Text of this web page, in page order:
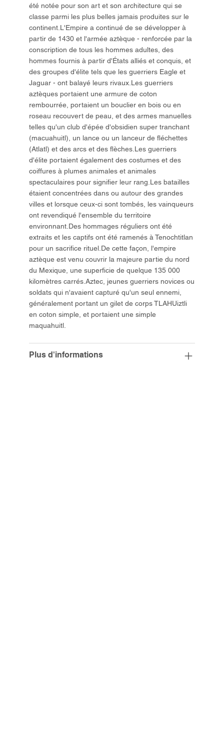
été notée pour son art et son architecture qui se
classe parmi les plus belles jamais produites sur le
continent.L'Empire a continué de se développer à
partir de 1430 et l'armée aztèque - renforcée par la
conscription de tous les hommes adultes, des
hommes fournis à partir d'États alliés et conquis, et
des groupes d'élite tels que les guerriers Eagle et
Jaguar - ont balayé leurs rivaux.Les guerriers
aztèques portaient une armure de coton
rembourrée, portaient un bouclier en bois ou en
roseau recouvert de peau, et des armes manuelles
telles qu'un club d'épée d'obsidien super tranchant
(macuahuitl), un lance ou un lanceur de fléchettes
(Atlatl) et des arcs et des flèches.Les guerriers
d'élite portaient également des costumes et des
coiffures à plumes animales et animales
spectaculaires pour signifier leur rang.Les batailles
étaient concentrées dans ou autour des grandes
villes et lorsque ceux-ci sont tombés, les vainqueurs
ont revendiqué l'ensemble du territoire
environnant.Des hommages réguliers ont été
extraits et les captifs ont été ramenés à Tenochtitlan
pour un sacrifice rituel.De cette façon, l'empire
aztèque est venu couvrir la majeure partie du nord
du Mexique, une superficie de quelque 135 000
kilomètres carrés.Aztec, jeunes guerriers novices ou
soldats qui n'avaient capturé qu'un seul ennemi,
généralement portant un gilet de corps TLAHUiztli
en coton simple, et portaient une simple
maquahuitl.
Plus d'informations